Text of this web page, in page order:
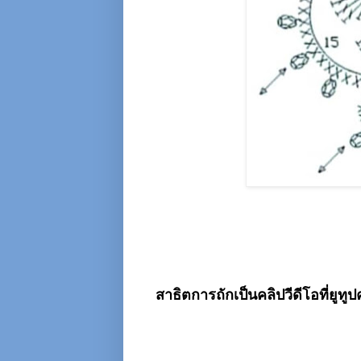
สาธิตการถักเป็นคลิปวีดีโอที่ยูทูป